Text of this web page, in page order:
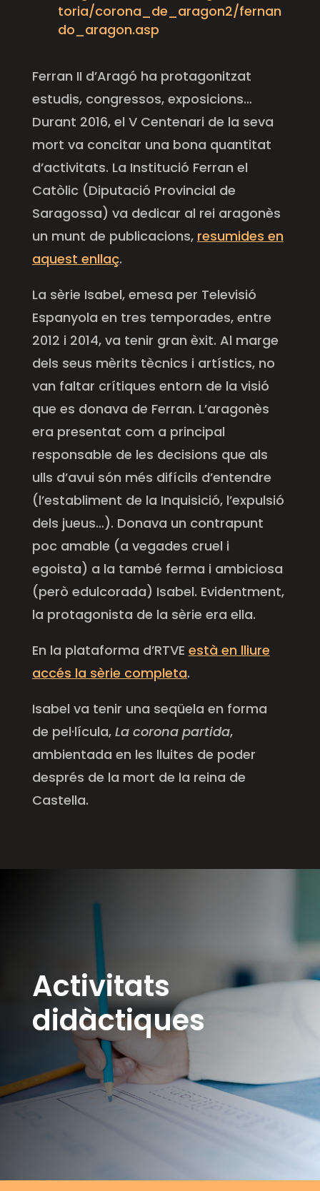
toria/corona_de_aragon2/fernan
do_aragon.asp
Ferran II d’Aragó ha protagonitzat
estudis, congressos, exposicions…
Durant 2016, el V Centenari de la seva
mort va concitar una bona quantitat
d’activitats. La Institució Ferran el
Catòlic (Diputació Provincial de
Saragossa) va dedicar al rei aragonès
un munt de publicacions, resumides en
aquest enllaç.
La sèrie Isabel, emesa per Televisió
Espanyola en tres temporades, entre
2012 i 2014, va tenir gran èxit. Al marge
dels seus mèrits tècnics i artístics, no
van faltar crítiques entorn de la visió
que es donava de Ferran. L’aragonès
era presentat com a principal
responsable de les decisions que als
ulls d’avui són més difícils d’entendre
(l’establiment de la Inquisició, l’expulsió
dels jueus…). Donava un contrapunt
poc amable (a vegades cruel i
egoista) a la també ferma i ambiciosa
(però edulcorada) Isabel. Evidentment,
la protagonista de la sèrie era ella.
En la plataforma d’RTVE està en lliure
accés la sèrie completa.
Isabel va tenir una seqüela en forma
de pel·lícula, La corona partida,
ambientada en les lluites de poder
després de la mort de la reina de
Castella.
Activitats
didàctiques